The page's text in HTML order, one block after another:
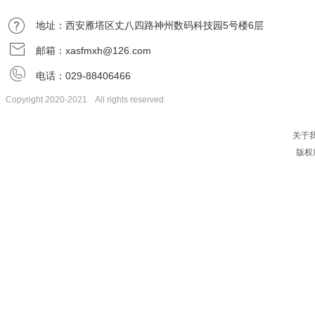
地址：西安雁塔区丈八四路神州数码科技园5号楼6层
邮箱：xasfmxh@126.com
电话：029-88406466
Copyright 2020-2021 All rights reserved
关于
版